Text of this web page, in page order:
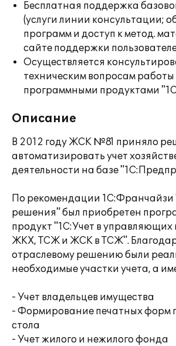
Бесплатная поддержка
(услуги линии консультации;
программ и доступ к метод.
сайте поддержки
Осуществляется
техническим вопросам работы
программными продуктами
Описание
В 2012 году ЖСК №81 приняло
автоматизировать учет
деятельности на базе
По рекомендации
решения" был приобретен
продукт "1С:Учет в
ЖКХ, ТСЖ и ЖСК в ТСЖ".
отраслевому решению были
необходимые участки учета, а
- Учет владельцев имущества
- Формирование печатных форм
стола
- Учет жилого и нежилого фонда